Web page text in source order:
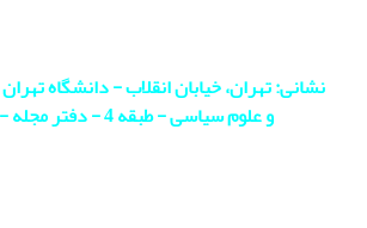
نشانی: تهران، خیابان انقلاب - دانشگاه
و علوم سیاسی - طبقه 4 - دفتر مجله - اتاق 413